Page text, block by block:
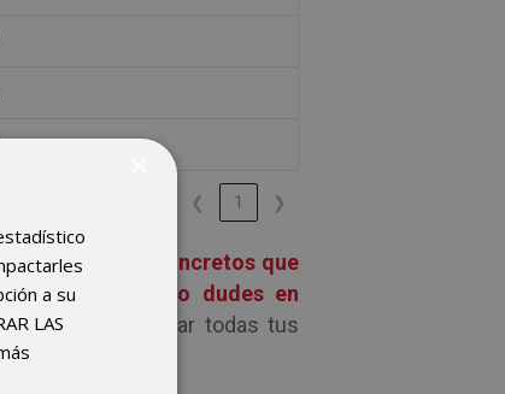
❮ 1 ❯
tratamientos concretos que
Aegon, no dudes en
y de aclarar todas tus
a su
LAS